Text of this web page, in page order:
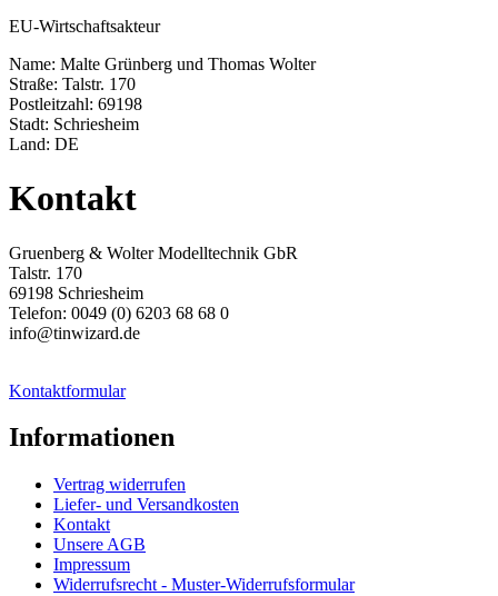
EU-Wirtschaftsakteur
Name: Malte Grünberg und Thomas Wolter
Straße: Talstr. 170
Postleitzahl: 69198
Stadt: Schriesheim
Land: DE
Kontakt
Gruenberg & Wolter Modelltechnik GbR
Talstr. 170
69198 Schriesheim
Telefon: 0049 (0) 6203 68 68 0
info@tinwizard.de
Kontaktformular
Informationen
Vertrag widerrufen
Liefer- und Versandkosten
Kontakt
Unsere AGB
Impressum
Widerrufsrecht - Muster-Widerrufsformular